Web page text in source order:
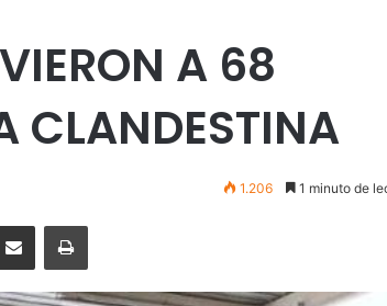
A 68
CLANDESTINA
1.206 1 minuto de
Enviar vía email Imprimir